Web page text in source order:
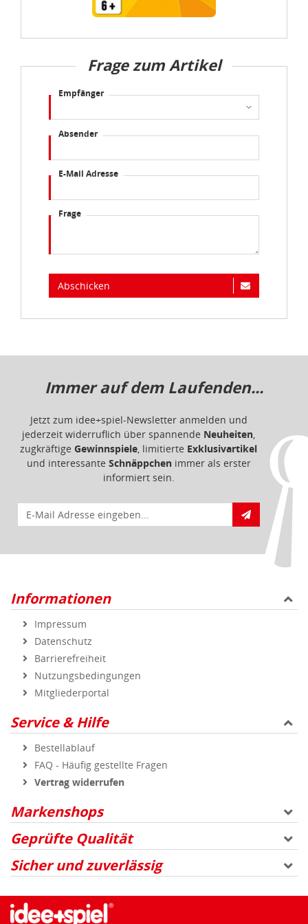
Frage zum Artikel
Empfänger
Absender
E-Mail Adresse
Frage
Abschicken
Immer auf dem Laufenden...
Jetzt zum idee+spiel-Newsletter anmelden und
jederzeit widerruflich über spannende Neuheiten,
zugkräftige Gewinnspiele, limitierte Exklusivartikel
und interessante Schnäppchenimmer als erster
informiert sein.
E-Mail für Newsletteranmeldung
Informationen
Impressum
Datenschutz
Barrierefreiheit
Nutzungsbedingungen
Mitgliederportal
Service & Hilfe
Bestellablauf
FAQ - Häufig gestellte Fragen
Vertrag widerrufen
Markenshops
Geprüfte Qualität
Sicher und zuverlässig